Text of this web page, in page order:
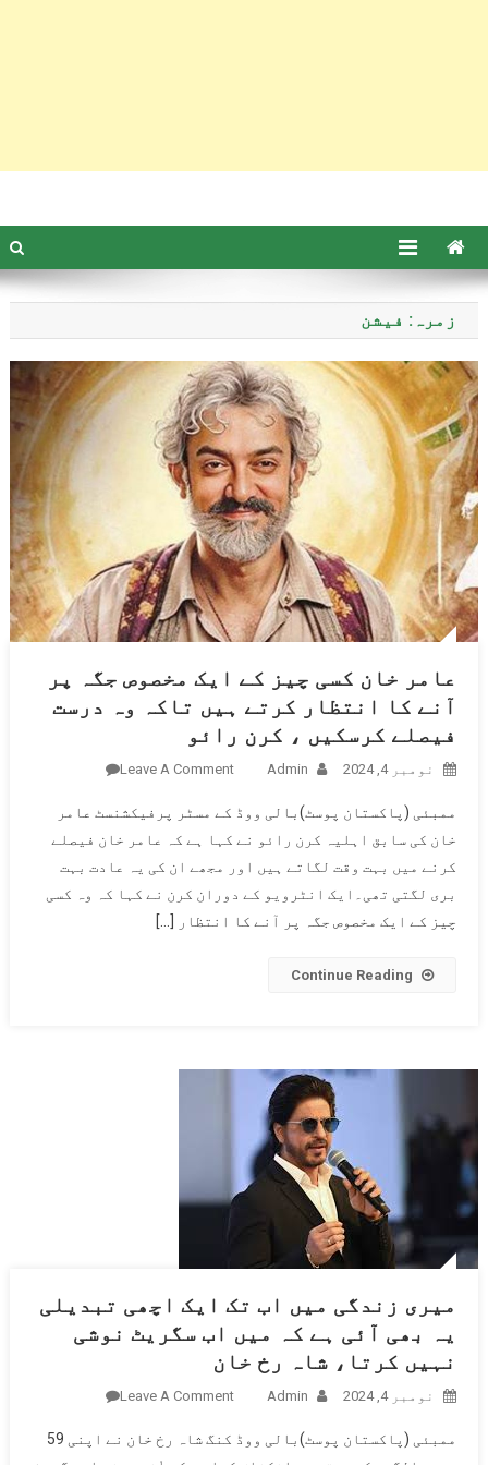
زمرہ: فیشن
عامر خان کسی چیز کے ایک مخصوص جگہ پر
آنے کا انتظار کرتے ہیں تاکہ وہ درست
فیصلے کرسکیں ، کرن رائو
نومبر 4, 2024 Admin
Leave A Comment
چیز کے
ایک مخصوص
جگہ پر
آنے کا
ممبئی (پاکستان پوسٹ)بالی ووڈ کے مسٹر پرفیکشنسٹ عامر
خان کی سابق اہلیہ کرن رائو نے کہا ہے کہ عامر خان فیصلے
کرنے میں بہت وقت لگاتے ہیں اور مجھے ان کی یہ عادت بہت
بری لگتی تھی۔ایک انٹرویو کے دوران کرن نے کہا کہ وہ کسی
چیز کے ایک مخصوص جگہ پر آنے کا انتظار […]
Continue Reading
میری زندگی میں اب تک ایک اچھی تبدیلی
یہ بھی آئی ہے کہ میں اب سگریٹ نوشی
نہیں کرتا، شاہ رخ خان
نومبر 4, 2024 Admin
Leave A Comment
اب تک ایک
ممبئی (پاکستان پوسٹ)بالی ووڈ کنگ شاہ رخ خان نے اپنی 59